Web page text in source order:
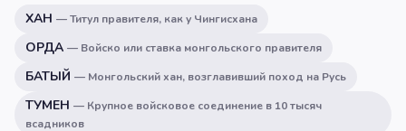
ХАН —Титул правителя, как у Чингисхана
ОРДА — Войско или ставка монгольского правителя
БАТЫЙ — Монгольский хан, возглавивший поход на Русь
ТУМЕН — Крупное войсковое соединение в 10 тысяч
всадников